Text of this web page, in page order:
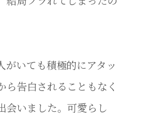
いても積極的にアタッ
告白されることもなく
会いました。可愛らし